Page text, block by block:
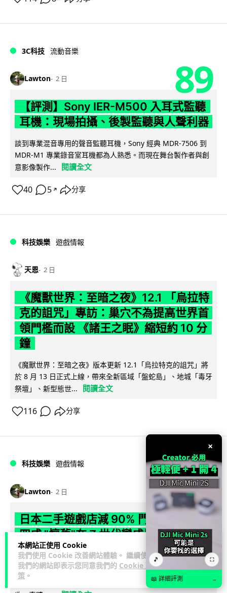
本網站正使用 Cookie
我們使用 Cookie 改善網站體驗。 繼續使用
我們的網站即表示您同意我們的 Cookie 政
策 。
3C科技 流動音樂
Lawton 2 日 89
【評測】Sony IER-M500 入耳式監聽
耳機：現場拍攝、後製監聽與人聲利器
談到專業混音專用的聲音監聽耳機，Sony 經典 MDR-7506 到
MDR-M1 專業錄音室耳機都為人熟悉。而現在舞台製作者與創
意影像製作...
閱讀全文
40 5 ↗ 分享
科技娛樂 遊戲情報
天恩 2 日
《魔獸世界：至暗之夜》12.1 「烏拉特
克的詛咒」專訪：巢穴不為提高世界首
領門檻而設 《諸王之眠》縮短約 10 分
鐘
《魔獸世界：至暗之夜》版本更新 12.1「烏拉特克的詛咒」將
於 8 月 13 日正式上線，帶來全新區域「盤蛇島」、地城「毒牙
祭壇」、新型態世...
閱讀全文
116 分享
科技娛樂 遊戲情報
Lawton 2 日
日本二手遊戲店減 90% 門市 業績反增
四成 "懷舊"在 Z 世代變成最潮「新鮮
感」
日本零售巨頭 GEO 將懷舊遊戲銷售門市從 1,000 間大幅減至
99 間，但銷售額卻不降反升至過往的 1.4 倍。做到「減店增
×
🎵 ⛶
📖 詳細評測 →